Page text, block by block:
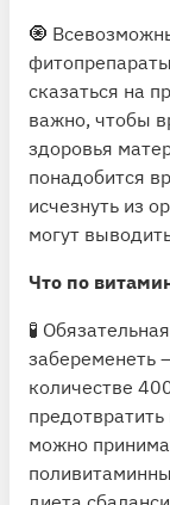
🧿
сказаться на
важно, чтобы
здоровья
понадобится
исчезнуть из
могут
Что по
🧪
забеременеть
количестве
можно